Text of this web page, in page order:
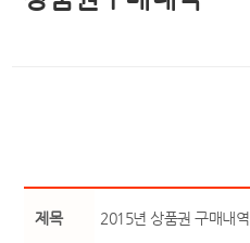
제목 2015년 상품권 구매내역